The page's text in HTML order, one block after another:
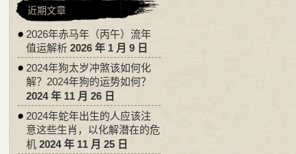
近期文章
2026年赤马年（丙午）流年
值运解析 2026 年 1 月 9 日
2024年狗太岁冲煞该如何化
解？2024年狗的运势如何？
2024 年 11 月 26 日
2024年蛇年出生的人应该注
意这些生肖，以化解潜在的危
机 2024 年 11 月 25 日